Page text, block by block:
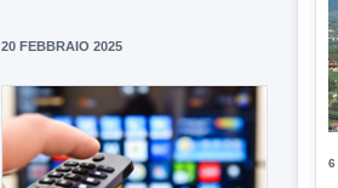
20 FEBBRAIO 2025